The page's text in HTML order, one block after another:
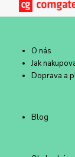
O nás
Jak
Doprava a
Blog